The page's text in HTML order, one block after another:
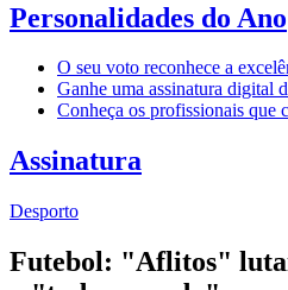
Personalidades do Ano
O seu voto reconhece a
Ganhe uma assinatura
Conheça os profissionais que
Assinatura
Desporto
Futebol: "Aflitos"